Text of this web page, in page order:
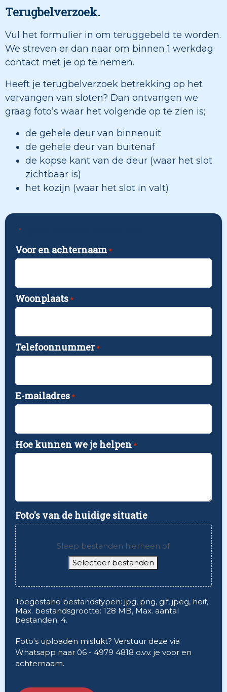
Terugbelverzoek.
Vul het formulier in om teruggebeld te worden.
We streven er dan naar om binnen 1 werkdag
contact met je op te nemen.
Heeft je terugbelverzoek betrekking op het
vervangen van sloten? Dan ontvangen we
graag foto’s waar het volgende op te zien is;
de gehele deur van binnenuit
de gehele deur van buitenaf
de kopse kant van de deur (waar het slot
zichtbaar is)
het kozijn (waar het slot in valt)
*
Voor en achternaam*
Woonplaats*
Telefoonnummer*
E-mailadres*
Hoe kunnen we je helpen*
Foto's van de huidige situatie
Sleep bestanden hierheen of
Selecteer bestanden
Toegestane bestandstypen: jpg, png, gif, jpeg, heif,
Max. bestandsgrootte: 128 MB, Max. aantal
bestanden: 4.
Foto's uploaden mislukt? Verstuur deze via
Whatsapp naar 06 - 4979 4818 o.v.v. je voor en
achternaam.